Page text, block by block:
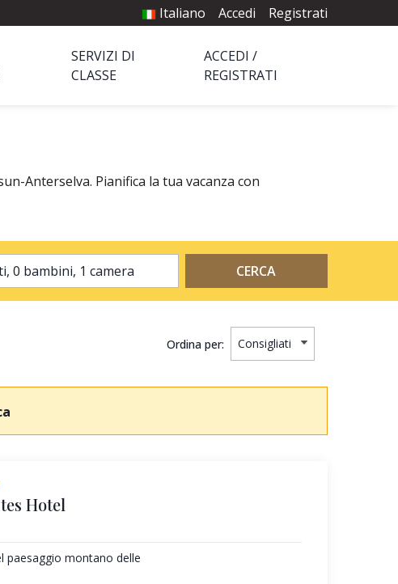
Italiano Accedi Registrati
SERVIZI DI
CLASSE
ACCEDI /
REGISTRATI
Anterselva. Pianifica la tua vacanza con
2 adulti, 0 bambini, 1 camera CERCA
Ordina per:
Hotel
paesaggio montano delle